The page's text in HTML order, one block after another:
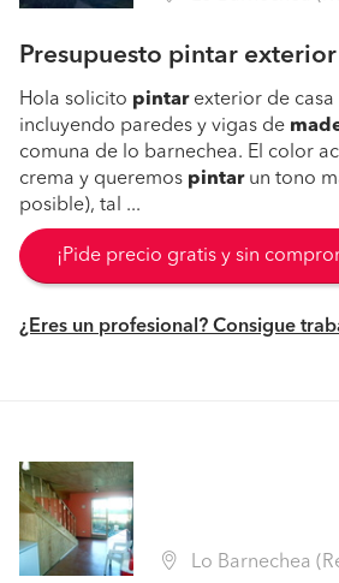
Presupuesto pintar exterior
Hola solicito pintarexterior de casa
incluyendo paredes y vigas de
comuna de lo barnechea. El color
crema y queremos pintarun tono
posible), tal ...
¡Pide precio gratis y sin
¿Eres un profesional? Consigue
Lo Barnechea (Región